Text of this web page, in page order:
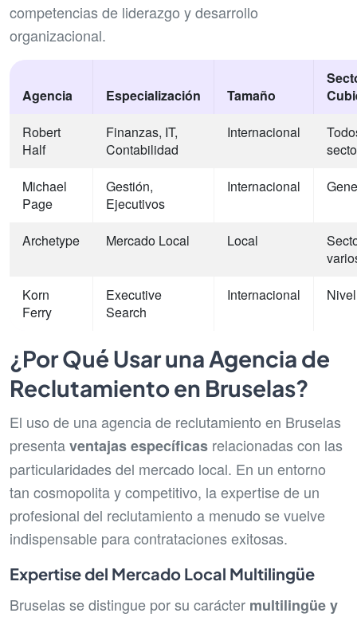
competencias de liderazgo y desarrollo
organizacional.
Agencia Especialización Tamaño
Robert
Half
Finanzas, IT,
Contabilidad
Internacional
Michael
Page
Gestión,
Ejecutivos
Internacional
Archetype Mercado Local Local
Korn
Ferry
Executive
Search
Internacional
¿Por Qué Usar una Agencia de
Reclutamiento en Bruselas?
El uso de una agencia de reclutamiento en Bruselas
presentaventajas específicas relacionadas con las
particularidades del mercado local. En un entorno
tan cosmopolita y competitivo, la expertise de un
profesional del reclutamiento a menudo se vuelve
indispensable para contrataciones exitosas.
Expertise del Mercado Local Multilingüe
Bruselas se distingue por su carácter multilingüe y